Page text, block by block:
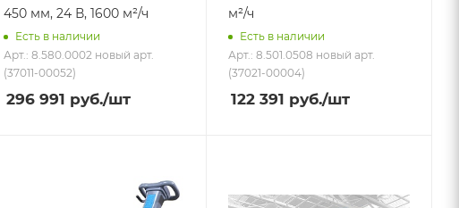
450 мм, 24 В, 1600 м²/ч
Есть в наличии
Арт.: 8.580.0002 новый арт.
(37011-00052)
296 991 руб./шт
м²/ч
Есть в наличии
Арт.: 8.501.0508 новый арт.
(37021-00004)
122 391 руб./шт